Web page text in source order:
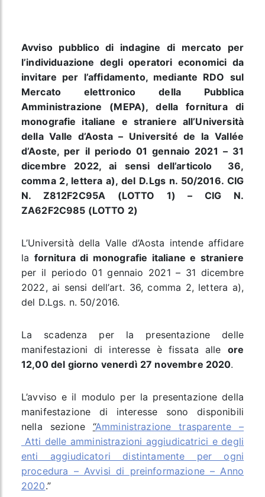
Avviso pubblico di indagine di mercato per
l’individuazione degli operatori economici da
invitare per l’affidamento, mediante RDO sul
Mercato elettronico della Pubblica
Amministrazione (MEPA), della fornitura di
monografie italiane e straniere all’Università
della Valle d’Aosta – Université de la Vallée
d’Aoste, per il periodo 01 gennaio 2021 – 31
dicembre 2022, ai sensi dell’articolo 36,
comma 2, lettera a), del D.Lgs n. 50/2016. CIG
N. Z812F2C95A (LOTTO 1) – CIG N.
ZA62F2C985 (LOTTO 2)
L’Università della Valle d’Aosta intende affidare
la fornitura di monografie italiane e straniere
per il periodo 01 gennaio 2021 – 31 dicembre
2022, ai sensi dell’art. 36, comma 2, lettera a),
del D.Lgs. n. 50/2016.
La scadenza per la presentazione delle
manifestazioni di interesse è fissata alle ore
12,00 del giorno venerdì 27 novembre 2020.
L’avviso e il modulo per la presentazione della
manifestazione di interesse sono disponibili
nella sezione “Amministrazione trasparente –
Atti delle amministrazioni aggiudicatrici e degli
enti aggiudicatori distintamente per ogni
procedura – Avvisi di preinformazione – Anno
2020.”